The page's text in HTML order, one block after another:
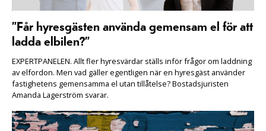
”Får hyresgästen använda gemensam el för att
ladda elbilen?”
EXPERTPANELEN. Allt fler hyresvärdar ställs inför frågor om laddning
av elfordon. Men vad gäller egentligen när en hyresgäst använder
fastighetens gemensamma el utan tillåtelse? Bostadsjuristen
Amanda Lagerström svarar.